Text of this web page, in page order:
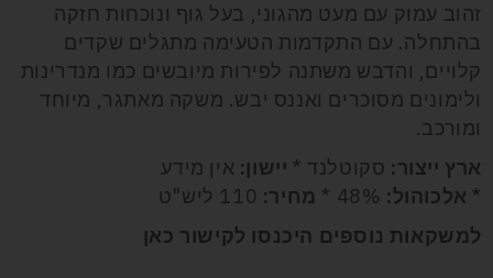
זהוב עמוק עם מעט מהגוני, בעל גוף ונוכחות חזקה
בהתחלה. עם התקדמות הטעימה מתגלים שקדים
קלויים, והדבש משתנה לפירות מיובשים כמו מנדרינות
ולימונים מסוכרים ואננס יבש. משקה מאתגר, מיוחד
ומורכב.
ארץ ייצור: סקוטלנד * יישון: אין מידע
* אלכוהול: מחיר:
למשקאות נוספים היכנסו לקישור כאן